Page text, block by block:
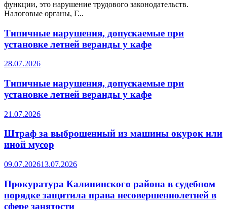
функции, это нарушение трудового законодательств.
Налоговые органы, Г...
Типичные нарушения, допускаемые при
установке летней веранды у кафе
28.07.2026
Типичные нарушения, допускаемые при
установке летней веранды у кафе
21.07.2026
Штраф за выброшенный из машины окурок или
иной мусор
09.07.202613.07.2026
Прокуратура Калининского района в судебном
порядке защитила права несовершеннолетней в
сфере занятости